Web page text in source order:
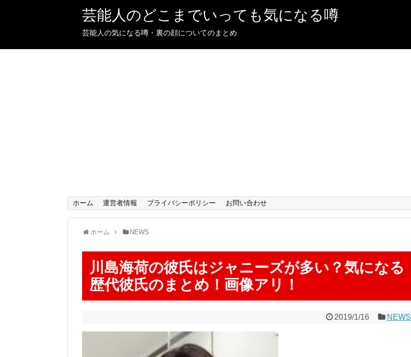
芸能人のどこまでいっても気になる噂
芸能人の気になる噂・裏の顔についてのまとめ
ホーム 運営者情報 プライバシーポリシー お問い合わせ
ホーム NEWS
川島海荷の彼氏はジャニーズが多い？気になる
歴代彼氏のまとめ！画像アリ！
2019/1/16 NEWS